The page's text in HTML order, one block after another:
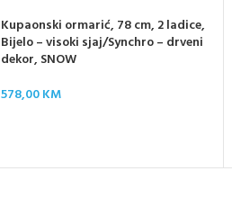
Kupaonski ormarić, 78 cm, 2 ladice,
Bijelo – visoki sjaj/Synchro – drveni
dekor, SNOW
578,00KM